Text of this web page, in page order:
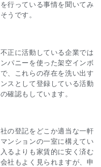
行っている事情を聞いてみ
うです。
正に活動している企業では
パニーを使った架空インボ
、これらの存在を洗い出す
スとして登録している活動
確認もしています。
の登記をどこか適当な一軒
ンションの一室に構えてい
るよりも家賃的に安く済む
社もよく見られますが、申